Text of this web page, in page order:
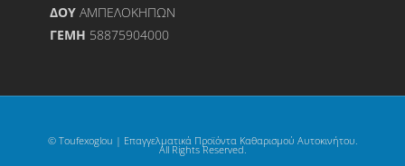
ΔΟΥΑΜΠΕΛΟΚΗΠΩΝ
ΓΕΜΗ 58875904000
© Toufexoglou | Επαγγελματικά Προϊόντα Καθαρισμού Αυτοκινήτου.
All Rights Reserved.